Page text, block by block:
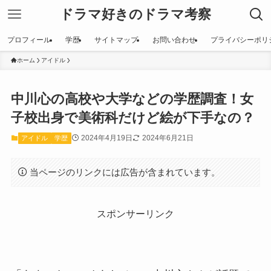
ドラマ好きのドラマ考察
プロフィール 学歴 サイトマップ お問い合わせ プライバシーポ
ホーム アイドル
中川心の高校や大学などの学歴調査！女
子校出身で美術科だけど絵が下手なの？
アイドル 学歴 2024年4月19日 2024年6月21日
当ページのリンクには広告が含まれています。
スポンサーリンク